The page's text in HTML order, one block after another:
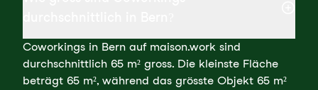
Coworkings in Bern auf maison.work sind
durchschnittlich 65 m² gross. Die kleinste Fläche
beträgt 65 m², während das grösste Objekt 65 m²